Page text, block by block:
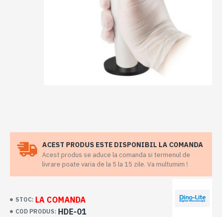
ACEST PRODUS ESTE DISPONIBIL LA COMANDA
Acest produs se aduce la comanda si termenul de
livrare poate varia de la 5 la 15 zile. Va multumim !
STOC: LA COMANDA
COD PRODUS: HDE-01